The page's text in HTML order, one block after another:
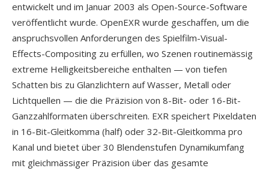
entwickelt und im Januar 2003 als Open-Source-Software
veröffentlicht wurde. OpenEXR wurde geschaffen, um die
anspruchsvollen Anforderungen des Spielfilm-Visual-
Effects-Compositing zu erfüllen, wo Szenen routinemässig
extreme Helligkeitsbereiche enthalten — von tiefen
Schatten bis zu Glanzlichtern auf Wasser, Metall oder
Lichtquellen — die die Präzision von 8-Bit- oder 16-Bit-
Ganzzahlformaten überschreiten. EXR speichert Pixeldaten
in 16-Bit-Gleitkomma (half) oder 32-Bit-Gleitkomma pro
Kanal und bietet über 30 Blendenstufen Dynamikumfang
mit gleichmässiger Präzision über das gesamte